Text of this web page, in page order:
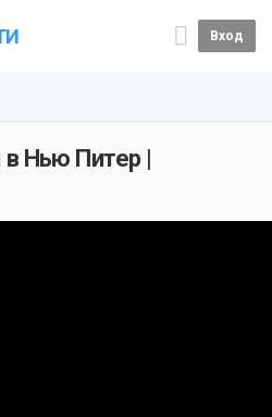
Вход
Нью Питер |